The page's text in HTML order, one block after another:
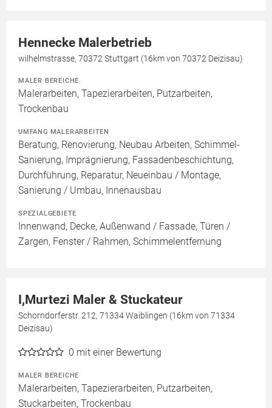
Hennecke Malerbetrieb
wilhelmstrasse, 70372 Stuttgart (16km von 70372 Deizisau)
MALER BEREICHE
Malerarbeiten, Tapezierarbeiten, Putzarbeiten,
Trockenbau
UMFANG MALERARBEITEN
Beratung, Renovierung, Neubau Arbeiten, Schimmel-
Sanierung, Imprägnierung, Fassadenbeschichtung,
Durchführung, Reparatur, Neueinbau / Montage,
Sanierung / Umbau, Innenausbau
SPEZIALGEBIETE
Innenwand, Decke, Außenwand / Fassade, Türen /
Zargen, Fenster / Rahmen, Schimmelentfernung
I,Murtezi Maler & Stuckateur
Schorndorferstr. 212, 71334 Waiblingen (16km von 71334
Deizisau)
0 mit einer Bewertung
MALER BEREICHE
Malerarbeiten, Tapezierarbeiten, Putzarbeiten,
Stuckarbeiten, Trockenbau